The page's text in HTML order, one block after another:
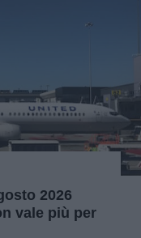
2026
vale più per